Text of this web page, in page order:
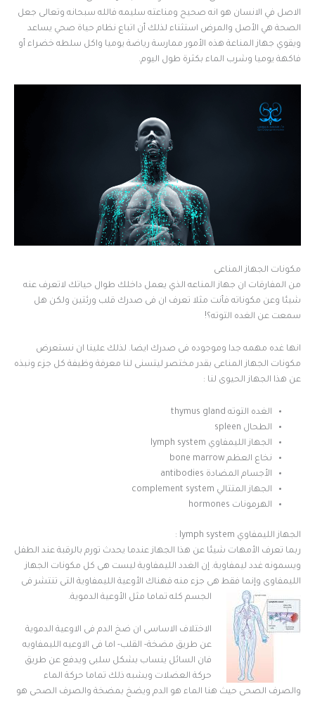
الاصل في الانسان هو انه صحيح ومناعته سليمه فالله سبحانه وتعالى جعل
الصحة هي الأصل والمرض استثناء لذلك أن اتباع نظام حياة صحي يساعد
ويقوي جهاز المناعة هذه الأمور ممارسة رياضة يوميا واكل سلطه خضراء أو
فاكهة يوميا وشرب الماء بكثرة طول اليوم.
مكونات الجهاز المناعى
من المفارقات ان جهاز المناعه الذي يعمل داخلك طوال حياتك لاتعرف عنه
شيئا وعن مكوناته فأنت مثلا تعرف ان فى صدرك قلب ورئتين ولكن هل
سمعت عن الغده التوته؟!
انها غده مهمه جدا وموجوده فى صدرك ايضا. لذلك علينا ان نستعرض
مكونات الجهاز المناعى بقدر مختصر ليتسنى لنا معرفة وظيفة كل جزء ونبذه
عن هذا الجهاز الحيوى لنا :
الغده التوته thymus gland
الطحال spleen
الجهاز الليمفاوي lymph system
نخاع العظم bone marrow
الأجسام المضادة antibodies
الجهاز المتتالي complement system
الهرمونات hormones
الجهاز الليمفاوي lymph system :
ربما تعرف الأمهات شيئا عن هذا الجهاز عندما يحدث تورم بالرقبة عند الطفل
ويسمونه غدد ليمفاوية. إن الغدد الليمفاوية ليست هى كل مكونات الجهاز
الليمفاوى وإنما فقط هى جزء منه فهناك الأوعية الليمفاوية التى تنتشر فى
الجسم كله تماما مثل الأوعية الدموية.
الاختلاف الاساسى ان ضخ الدم فى الاوعية الدموية
عن طريق مضخة- القلب- اما فى الاوعيه الليمفاويه
فان السائل ينساب بشكل سلبى ويدفع عن طريق
حركة العضلات ويشبه ذلك تماما حركة الماء
والصرف الصحى حيث هنا الماء هو الدم ويضخ بمضخة والصرف الصحى هو